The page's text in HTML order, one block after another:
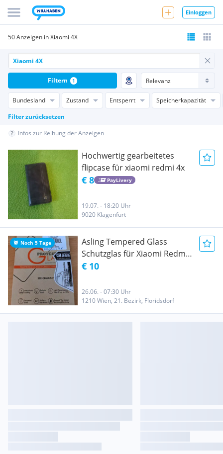
Einloggen
50 Anzeigen in Xiaomi 4X
Bundesland Zustand Entsperrt
Speicherkapazität
Filter zurücksetzen
Filtern 1
Infos zur Reihung der Anzeigen
Hochwertig gearbeitetes
flipcase für xiaomi redmi 4x
€ 8 PayLivery
19.07. - 18:20 Uhr
9020 Klagenfurt
Noch 5 Tage
Asling Tempered Glass
Schutzglas für Xiaomi Redmi
4X
€ 10
26.06. - 07:30 Uhr
1210 Wien, 21. Bezirk, Floridsdorf